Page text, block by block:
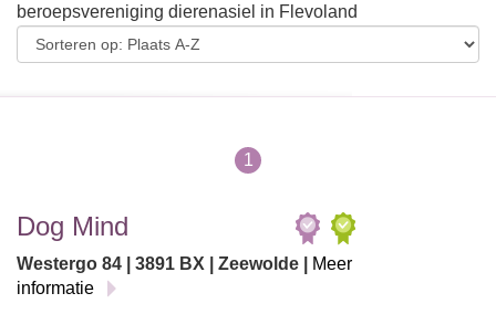
beroepsvereniging dierenasiel in Flevoland
1
Dog Mind
Westergo 84 | 3891 BX | Zeewolde |
Meer
informatie